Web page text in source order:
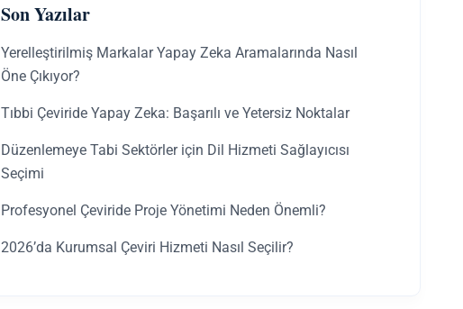
Son Yazılar
Yerelleştirilmiş Markalar Yapay Zeka Aramalarında Nasıl
Öne Çıkıyor?
Tıbbi Çeviride Yapay Zeka: Başarılı ve Yetersiz Noktalar
Düzenlemeye Tabi Sektörler için Dil Hizmeti Sağlayıcısı
Seçimi
Profesyonel Çeviride Proje Yönetimi Neden Önemli?
2026’da Kurumsal Çeviri Hizmeti Nasıl Seçilir?